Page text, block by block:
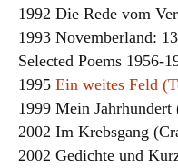
1992 Die Rede vom
1993 Novemberland:
Selected Poems 1956-
1995 Ein weites Feld
1999 Mein
2002 Im Krebsgang
2002 Gedichte und